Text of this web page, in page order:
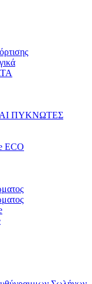
ΠΥΚΝΩΤΕΣ
ECO